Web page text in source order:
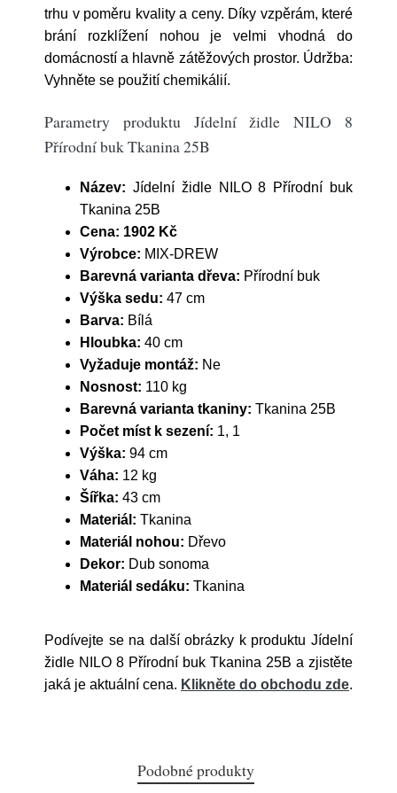
trhu v poměru kvality a ceny. Díky vzpěrám, které
brání rozklížení nohou je velmi vhodná do
domácností a hlavně zátěžových prostor. Údržba:
Vyhněte se použití chemikálií.
Parametry produktu Jídelní židle NILO 8
Přírodní buk Tkanina 25B
Název: Jídelní židle NILO 8 Přírodní buk
Tkanina 25B
Cena: 1902 Kč
Výrobce: MIX-DREW
Barevná varianta dřeva: Přírodní buk
Výška sedu: 47 cm
Barva: Bílá
Hloubka: 40 cm
Vyžaduje montáž: Ne
Nosnost: 110 kg
Barevná varianta tkaniny: Tkanina 25B
Počet míst k sezení: 1, 1
Výška: 94 cm
Váha: 12 kg
Šířka: 43 cm
Materiál: Tkanina
Materiál nohou: Dřevo
Dekor: Dub sonoma
Materiál sedáku: Tkanina
Podívejte se na další obrázky k produktu Jídelní
židle NILO 8 Přírodní buk Tkanina 25B a zjistěte
jaká je aktuální cena. Klikněte do obchodu zde.
Podobné produkty